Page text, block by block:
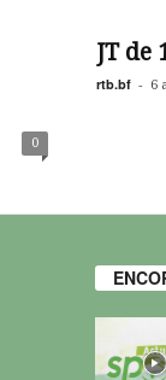
0
JT de
rtb.bf - 6